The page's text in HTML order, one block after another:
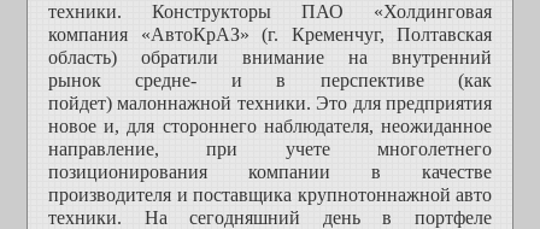
техники. Конструкторы ПАО «Холдинговая
компания «АвтоКрАЗ» (г. Кременчуг, Полтавская
область) обратили внимание на внутренний
рынок
средне-
и в перспективе (как
пойдет) малоннажной техники. Это для предприятия
новое и, для стороннего наблюдателя, неожиданное
направление, при учете многолетнего
позиционирования компании в качестве
производителя и поставщика крупнотоннажной авто
техники. На сегодняшний день в портфеле